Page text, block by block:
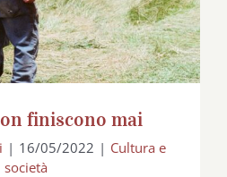
finiscono mai
| 16/05/2022 | Cultura e
società